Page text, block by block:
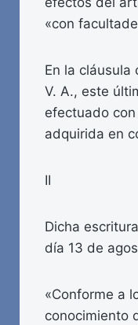
«con
En la cláusula
V. A., este
efectuado
adquirida en
II
Dicha
día 13 de
«Conforme a
conocimiento